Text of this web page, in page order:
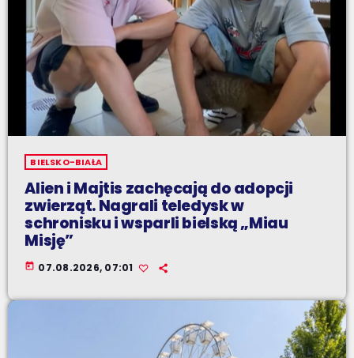
BIELSKO-BIAŁA
Alien i Majtis zachęcają do adopcji
zwierząt. Nagrali teledysk w
schronisku i wsparli bielską „Miau
Misję”
today 07.08.2026, 07:01